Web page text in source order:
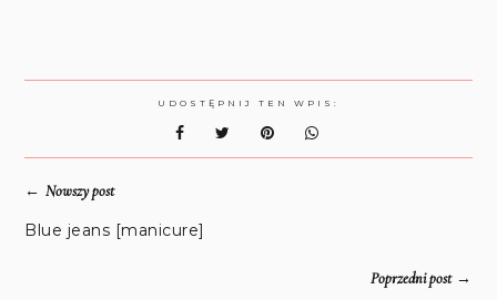
UDOSTĘPNIJ TEN WPIS:
←Nowszy post
Blue jeans [manicure]
Poprzedni post→